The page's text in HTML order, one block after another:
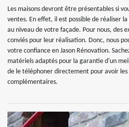
Les maisons devront être présentables si
ventes. En effet, il est possible de réaliser
au niveau de votre façade. Pour nous, des
conviés pour leur réalisation. Donc, nous
votre confiance en Jason Rénovation.
matériels adaptés pour la garantie d'un
de le téléphoner directement pour avoir
complémentaires.